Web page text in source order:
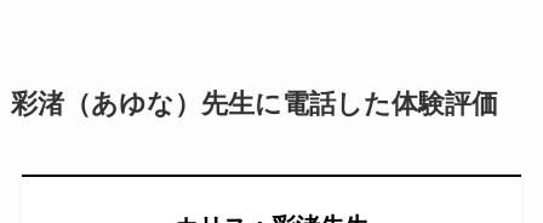
彩渚（あゆな）先生に電話した体験評価